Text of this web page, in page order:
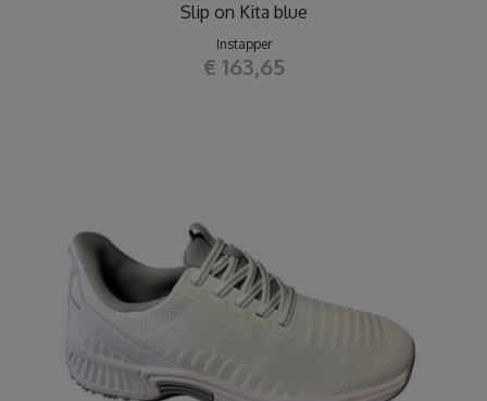
Slip on Kita blue
Instapper
€ 163,65